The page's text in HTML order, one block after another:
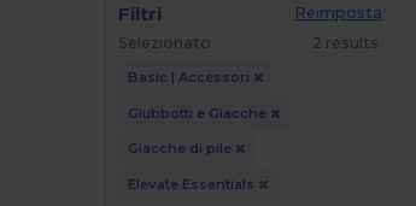
Filtri
Reimposta
Selezionato
2 results.
Basic | Accessori
Giubbotti e Giacche
Giacche di pile
Elevate Essentials